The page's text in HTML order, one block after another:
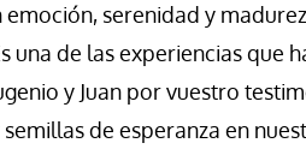
serenidad y
una de las experiencias que
y Juan por vuestro
de esperanza en